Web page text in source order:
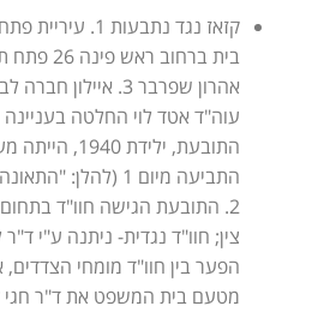
בית
אהרון שפרבר 3.
התובעת, ילידת
התביעה מיום 1
2. התובעת הגישה חוו"ד
הפער בין חוו"ד מומחי
מטעם בית המשפט את ד"ר חגי